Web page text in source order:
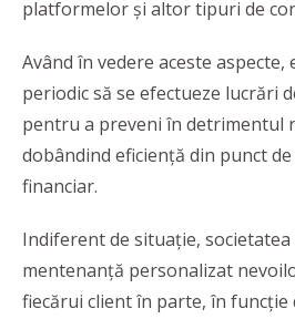
platformelor și altor tipuri de
Având în vedere aceste aspecte,
periodic să se efectueze lucrări
pentru a preveni în detrimentul
dobândind eficienţă din punct
financiar.
Indiferent de situaţie,
mentenanţă personalizat
fiecărui client în parte, în